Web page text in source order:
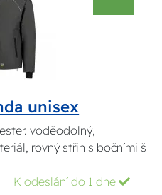
unisex
voděodolný,
rovný střih s bočními š
K odeslání do 1 dne